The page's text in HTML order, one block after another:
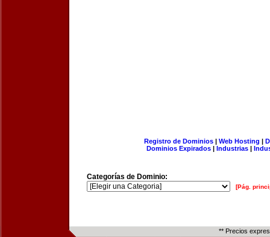
Registro de Dominios| Web Hosting |
Dominios Expirados | Industrias |
Categorías de Dominio:
[Pág.
** Precios